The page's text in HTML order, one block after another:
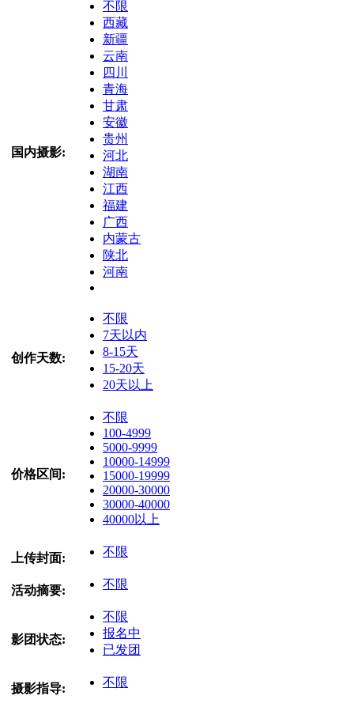
国内摄影:
不限
西藏
新疆
云南
四川
青海
甘肃
安徽
贵州
河北
湖南
江西
福建
广西
内蒙古
陕北
河南
创作天数:
不限
7天以内
8-15天
15-20天
20天以上
价格区间:
不限
100-4999
5000-9999
10000-14999
15000-19999
20000-30000
30000-40000
40000以上
上传封面: 不限
活动摘要: 不限
影团状态:
不限
报名中
已发团
摄影指导: 不限